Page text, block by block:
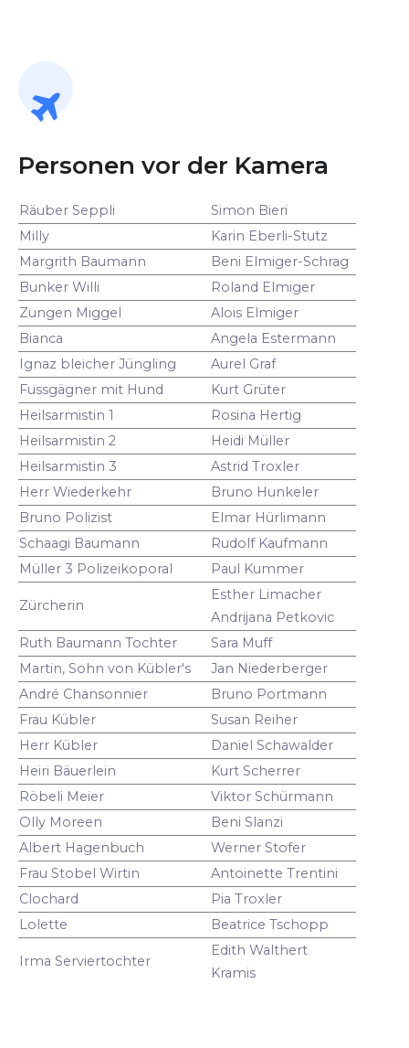
Personen vor der Kamera
Räuber Seppli
Simon Bieri
Milly
Karin Eberli-Stutz
Margrith Baumann
Beni Elmiger-Schrag
Bunker Willi
Roland Elmiger
Zungen Miggel
Alois Elmiger
Bianca
Angela Estermann
Ignaz bleicher Jüngling
Aurel Graf
Fussgägner mit Hund
Kurt Grüter
Heilsarmistin 1
Rosina Hertig
Heilsarmistin 2
Heidi Müller
Heilsarmistin 3
Astrid Troxler
Herr Wiederkehr
Bruno Hunkeler
Bruno Polizist
Elmar Hürlimann
Schaagi Baumann
Rudolf Kaufmann
Müller 3 Polizeikoporal
Paul Kummer
Zürcherin
Esther Limacher
Andrijana Petkovic
Ruth Baumann Tochter
Sara Muff
Martin, Sohn von Kübler's
Jan Niederberger
André Chansonnier
Bruno Portmann
Frau Kübler
Susan Reiher
Herr Kübler
Daniel Schawalder
Heiri Bäuerlein
Kurt Scherrer
Röbeli Meier
Viktor Schürmann
Olly Moreen
Beni Slanzi
Albert Hagenbuch
Werner Stofer
Frau Stobel Wirtin
Antoinette Trentini
Clochard
Pia Troxler
Lolette
Beatrice Tschopp
Irma Serviertochter
Edith Walthert
Kramis